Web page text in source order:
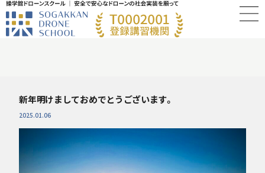
新年明けましておめでとうございます。
2025.01.06